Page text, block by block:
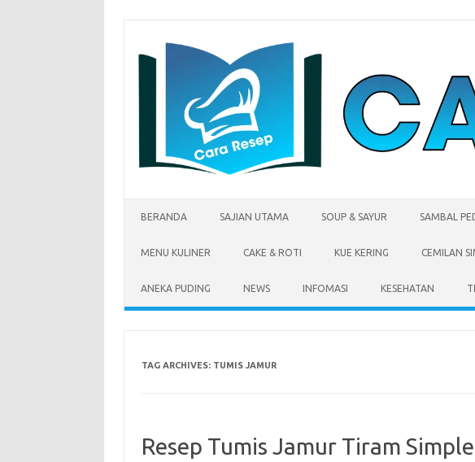
BERANDA SAJIAN UTAMA SOUP & SAYUR SAMBAL
MENU KULINER CAKE & ROTI KUE KERING CEMILAN
ANEKA PUDING NEWS INFOMASI KESEHATAN
TAG ARCHIVES: TUMIS JAMUR
Resep Tumis Jamur Tiram